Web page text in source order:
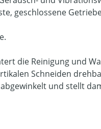
geschlossene
die Reinigung und
Schneiden
und stellt